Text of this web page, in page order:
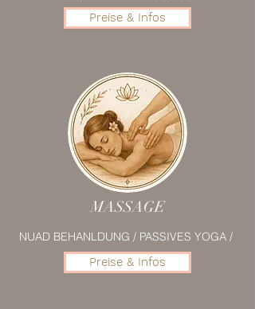
Preise & Infos
MASSAGE
NUAD BEHANLDUNG / PASSIVES YOGA /
Preise & Infos